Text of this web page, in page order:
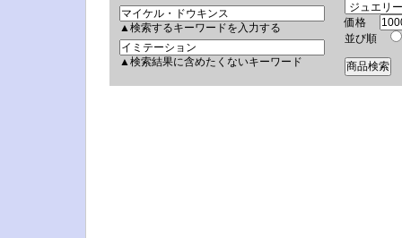
▲検索するキーワードを入力する
▲検索結果に含めたくないキーワード
価格
並び順